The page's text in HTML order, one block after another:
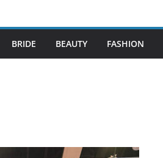
BRIDE BEAUTY FASHION